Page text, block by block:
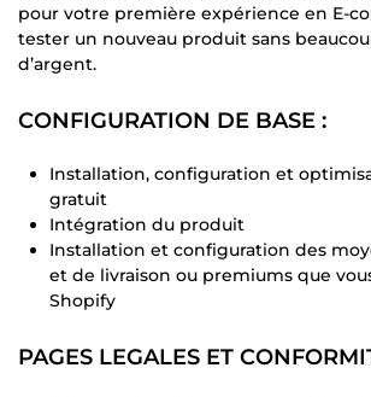
pour votre première expérience en E-
tester un nouveau produit sans
d’argent.
CONFIGURATION DE BASE :
Installation, configuration et
gratuit
Intégration du produit
Installation et configuration des
et de livraison ou premiums que
Shopify
PAGES LEGALES ET